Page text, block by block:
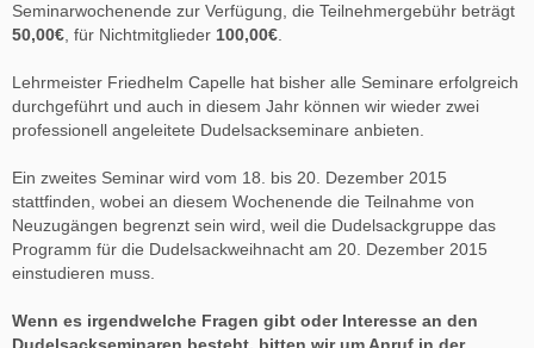
Seminarwochenende zur Verfügung, die Teilnehmergebühr beträgt
50,00€ , für Nichtmitglieder 100,00€
Lehrmeister Friedhelm Capelle hat bisher alle Seminare erfolgreich
durchgeführt und auch in diesem Jahr können wir wieder zwei
professionell angeleitete Dudelsackseminare anbieten.
Ein zweites Seminar wird vom 18. bis 20. Dezember 2015
stattfinden, wobei an diesem Wochenende die Teilnahme von
Neuzugängen begrenzt sein wird, weil die Dudelsackgruppe das
Programm für die Dudelsackweihnacht am 20. Dezember 2015
einstudieren muss.
Wenn es irgendwelche Fragen gibt oder Interesse an den